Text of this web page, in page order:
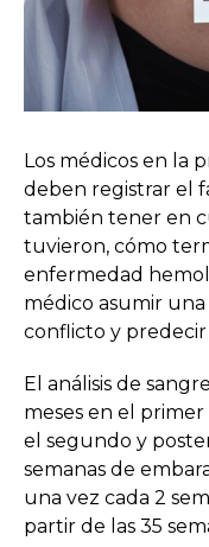
Los médicos en la
deben registrar el
también tener en
tuvieron, cómo
enfermedad
médico asumir
conflicto y predecir
El análisis de
meses en el
el segundo y
semanas de
una vez cada 2
partir de las 35